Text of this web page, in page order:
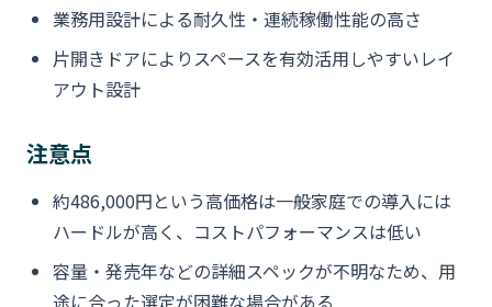
業務用設計による耐久性・連続稼働性能の高さ
片開きドアによりスペースを有効活用しやすいレイ
アウト設計
注意点
約486,000円という高価格は一般家庭での導入には
ハードルが高く、コストパフォーマンスは低い
容量・発売年などの詳細スペックが不明なため、用
途に合った選定が困難な場合がある